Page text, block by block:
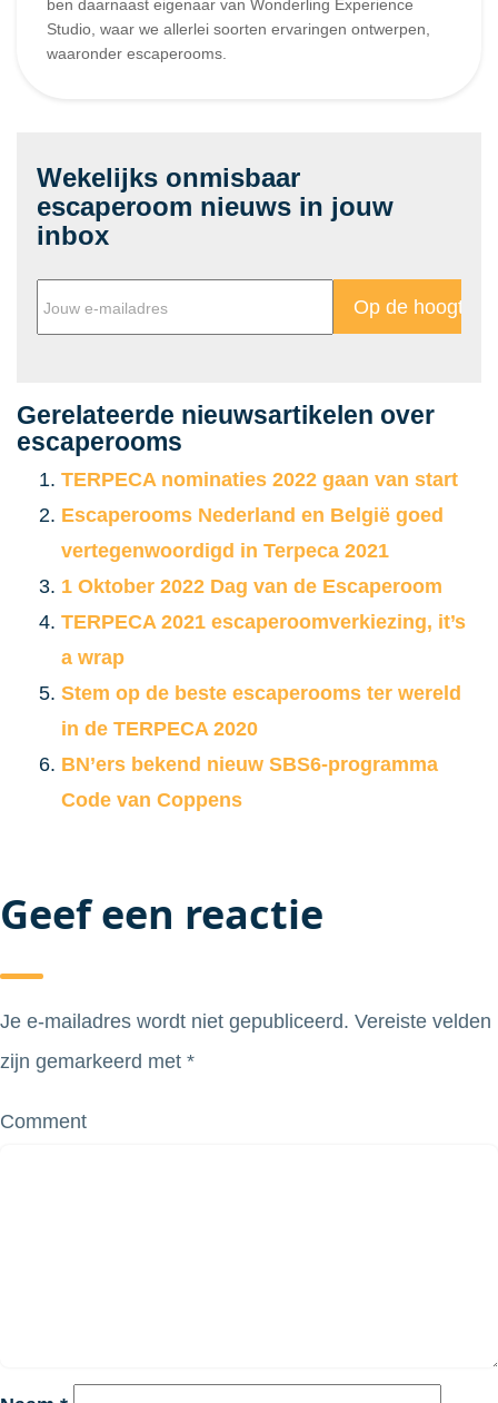
ben daarnaast eigenaar van Wonderling Experience
Studio, waar we allerlei soorten ervaringen ontwerpen,
waaronder escaperooms.
Wekelijks onmisbaar
escaperoom nieuws in jouw
inbox
Gerelateerde nieuwsartikelen over
escaperooms
TERPECA nominaties 2022 gaan van start
Escaperooms Nederland en België goed
vertegenwoordigd in Terpeca 2021
1 Oktober 2022 Dag van de Escaperoom
TERPECA 2021 escaperoomverkiezing, it’s
a wrap
Stem op de beste escaperooms ter wereld
in de TERPECA 2020
BN’ers bekend nieuw SBS6-programma
Code van Coppens
Geef een reactie
Je e-mailadres wordt niet gepubliceerd. Vereiste velden
zijn gemarkeerd met *
Comment